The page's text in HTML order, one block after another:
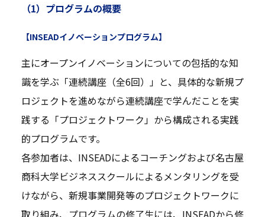
（1）プログラムの概要
【INSEADイノベーションプログラム】
主にオープンイノベーションについての包括的な知
識を学ぶ「連続講座（全6回）」と、具体的な新規プ
ロジェクトを進めながら連続講座で学んだことを実
践する「プロジェクトワーク」から構成される実践
的プログラムです。
各参加者は、INSEADによるコーチングおよび名古屋
商科大学ビジネススクールによるメンタリングを受
けながら、新規事業開発等のプロジェクトワークに
取り組み、プログラムの修了生には、INSEADから修